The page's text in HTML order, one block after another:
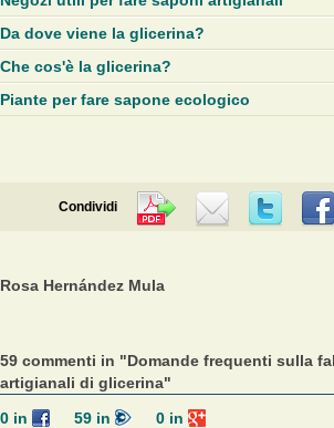
Da dove viene la glicerina?
Che cos'è la glicerina?
Piante per fare sapone ecologico
Condividi
Rosa Hernández Mula
59 commenti in "Domande frequenti sulla
artigianali di glicerina"
0in 59in 0 in